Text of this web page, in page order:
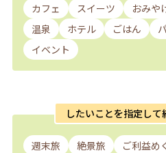
カフェ スイーツ おみや
温泉
ホテル ごはん
イベント
したいことを指定して
週末旅 絶景旅
ご利益め